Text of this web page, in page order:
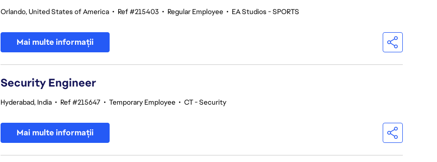
Orlando, United States of America • Ref #215403 • Regular Employee • EA Studios - SPORTS
Mai multe informații
Security Engineer
Hyderabad, India • Ref #215647 • Temporary Employee • CT - Security
Mai multe informații